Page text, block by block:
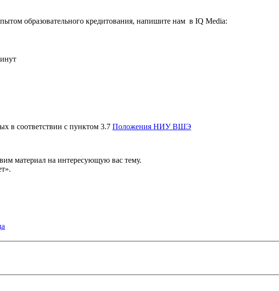
образовательного кредитования, напишите нам в IQ Media:
в соответствии с пунктом 3.7 Положения НИУ ВШЭ
материал на интересующую вас тему.